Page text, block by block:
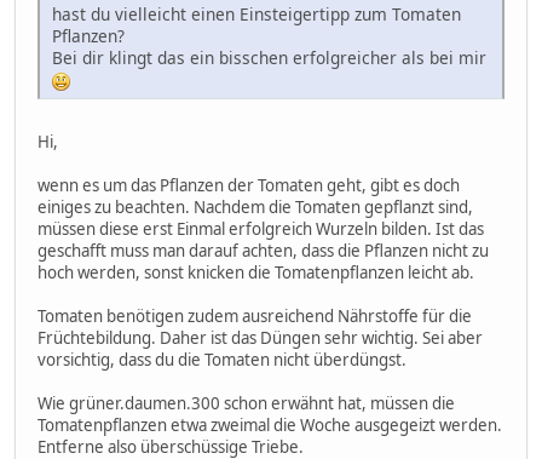
hast du vielleicht einen Einsteigertipp zum Tomaten
Pflanzen?
Bei dir klingt das ein bisschen erfolgreicher als bei mir
Hi,
wenn es um das Pflanzen der Tomaten geht, gibt es doch
einiges zu beachten. Nachdem die Tomaten gepflanzt sind,
müssen diese erst Einmal erfolgreich Wurzeln bilden. Ist das
geschafft muss man darauf achten, dass die Pflanzen nicht zu
hoch werden, sonst knicken die Tomatenpflanzen leicht ab.
Tomaten benötigen zudem ausreichend Nährstoffe für die
Früchtebildung. Daher ist das Düngen sehr wichtig. Sei aber
vorsichtig, dass du die Tomaten nicht überdüngst.
Wie grüner.daumen.300 schon erwähnt hat, müssen die
Tomatenpflanzen etwa zweimal die Woche ausgegeizt werden.
Entferne also überschüssige Triebe.